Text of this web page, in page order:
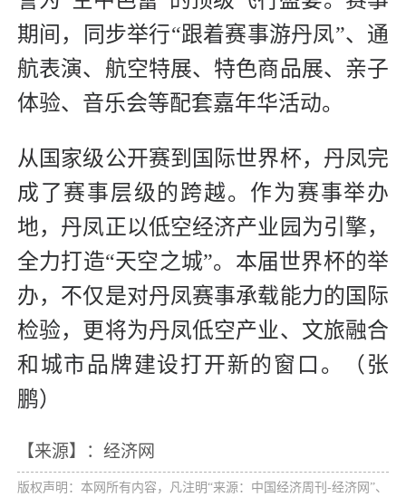
期间，同步举行“跟着赛事游丹凤”、通
航表演、航空特展、特色商品展、亲子
体验、音乐会等配套嘉年华活动。
从国家级公开赛到国际世界杯，丹凤完
成了赛事层级的跨越。作为赛事举办
地，丹凤正以低空经济产业园为引擎，
全力打造“天空之城”。本届世界杯的举
办，不仅是对丹凤赛事承载能力的国际
检验，更将为丹凤低空产业、文旅融合
和城市品牌建设打开新的窗口。（张
鹏）
【来源】：经济网
版权声明：本网所有内容，凡注明“来源：中国经济周刊-经济网”、